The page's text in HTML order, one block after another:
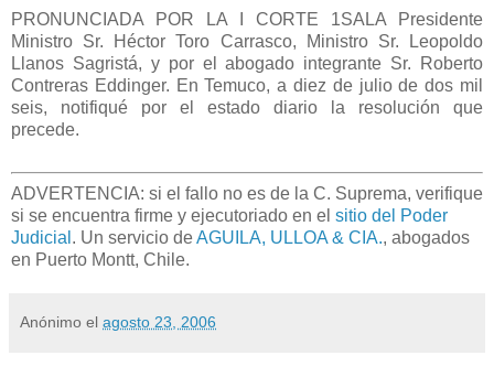
PRONUNCIADA POR LA I CORTE 1SALA Presidente
Ministro Sr. Héctor Toro Carrasco, Ministro Sr. Leopoldo
Llanos Sagristá, y por el abogado integrante Sr. Roberto
Contreras Eddinger. En Temuco, a diez de julio de dos mil
seis, notifiqué por el estado diario la resolución que
precede.
ADVERTENCIA: si el fallo no es de la C. Suprema, verifique
si se encuentra firme y ejecutoriado en el sitio del Poder
Judicial . Un servicio deAGUILA, ULLOA & CIA., abogados
en Puerto Montt, Chile.
Anónimo el agosto 23, 2006